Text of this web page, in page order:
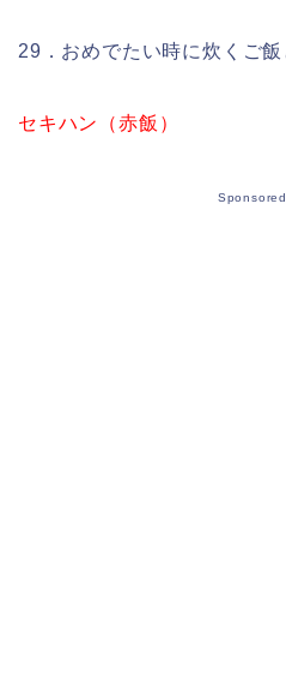
29．おめでたい時に炊くご
セキハン（赤飯）